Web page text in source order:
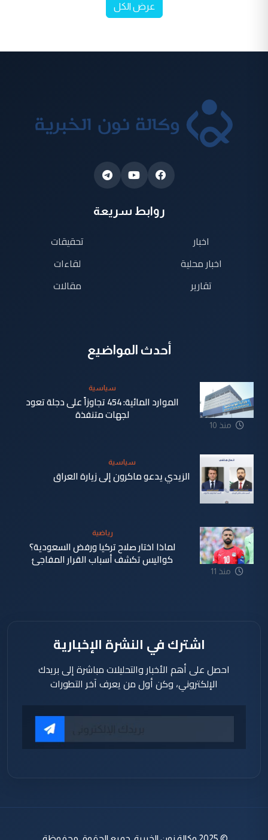
عرض الكل
روابط سريعة
اخبار
اخبار محلية
تقارير
تحقيقات
لقاءات
مقالات
أحدث المواضيع
منذ 10
سياسية
الموارد المائية: 454 تجاوزاً على دجلة تعود
لجهات متنفذة
ساعة
سياسية
الزيدي يدعو ماكرون إلى زيارة العراق
منذ 11
رياضية
لماذا اختار صلاح تركيا ورفض السعودية؟
كواليس تكشف أسباب القرار المفاجئ
اشترك في النشرة الإخبارية
احصل على أهم الأخبار والتحليلات مباشرة إلى بريدك
الإلكتروني، وكن أول من يعرف آخر التطورات